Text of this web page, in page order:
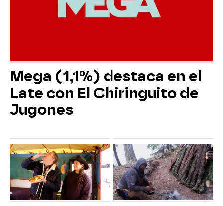
Mega (1,1%) destaca en el
Late con El Chiringuito de
Jugones